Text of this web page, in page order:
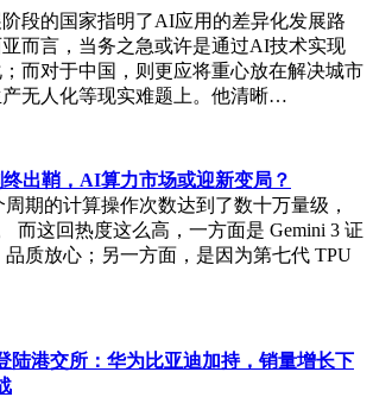
段的国家指明了AI应用的差异化发展路
而言，当务之急或许是通过AI技术实现
而对于中国，则更应将重心放在解决城市
无人化等现实难题上。他清晰…
出鞘，AI算力市场或迎新变局？
期的计算操作次数达到了数十万量级，
而这回热度这么高，一方面是 Gemini 3 证
品质放心；另一方面，是因为第七代 TPU
陆港交所：华为比亚迪加持，销量增长下